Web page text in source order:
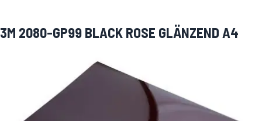
3M 2080-GP99 BLACK ROSE GLÄNZEND A4